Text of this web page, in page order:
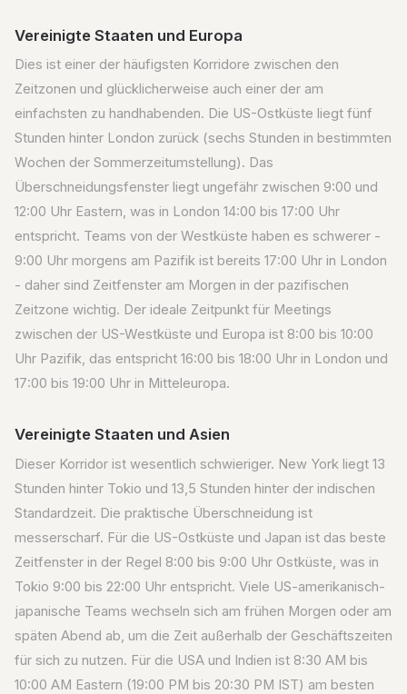
Vereinigte Staaten und Europa
Dies ist einer der häufigsten Korridore zwischen den
Zeitzonen und glücklicherweise auch einer der am
einfachsten zu handhabenden. Die US-Ostküste liegt fünf
Stunden hinter London zurück (sechs Stunden in bestimmten
Wochen der Sommerzeitumstellung). Das
Überschneidungsfenster liegt ungefähr zwischen 9:00 und
12:00 Uhr Eastern, was in London 14:00 bis 17:00 Uhr
entspricht. Teams von der Westküste haben es schwerer -
9:00 Uhr morgens am Pazifik ist bereits 17:00 Uhr in London
- daher sind Zeitfenster am Morgen in der pazifischen
Zeitzone wichtig. Der ideale Zeitpunkt für Meetings
zwischen der US-Westküste und Europa ist 8:00 bis 10:00
Uhr Pazifik, das entspricht 16:00 bis 18:00 Uhr in London und
17:00 bis 19:00 Uhr in Mitteleuropa.
Vereinigte Staaten und Asien
Dieser Korridor ist wesentlich schwieriger. New York liegt 13
Stunden hinter Tokio und 13,5 Stunden hinter der indischen
Standardzeit. Die praktische Überschneidung ist
messerscharf. Für die US-Ostküste und Japan ist das beste
Zeitfenster in der Regel 8:00 bis 9:00 Uhr Ostküste, was in
Tokio 9:00 bis 22:00 Uhr entspricht. Viele US-amerikanisch-
japanische Teams wechseln sich am frühen Morgen oder am
späten Abend ab, um die Zeit außerhalb der Geschäftszeiten
für sich zu nutzen. Für die USA und Indien ist 8:30 AM bis
10:00 AM Eastern (19:00 PM bis 20:30 PM IST) am besten